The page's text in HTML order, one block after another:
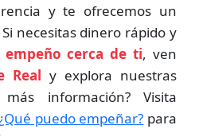
y te ofrecemos un
necesitas dinero rápido y
empeño cerca de ti, ven
Real y explora nuestras
más información? Visita
puedo empeñar? para